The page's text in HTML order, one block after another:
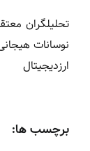
تحلیلگران
نوسانات
ارزدیجیتال
برچسب ها: